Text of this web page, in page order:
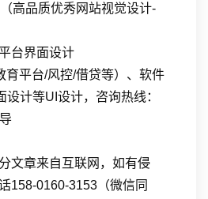
高品质优秀网站视觉设计-
台界面设计
育平台/风控/借贷等）、软件
设计等UI设计，咨询热线：
文章来自互联网，如有侵
158-0160-3153（微信同